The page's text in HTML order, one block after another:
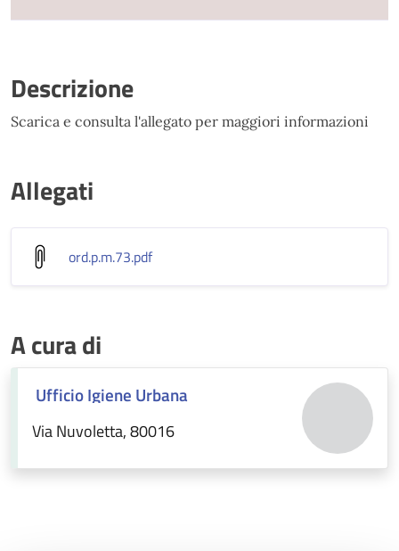
Descrizione
Scarica e consulta l'allegato per maggiori informazioni
Allegati
ord.p.m.73.pdf
A cura di
Ufficio Igiene Urbana
Via Nuvoletta, 80016